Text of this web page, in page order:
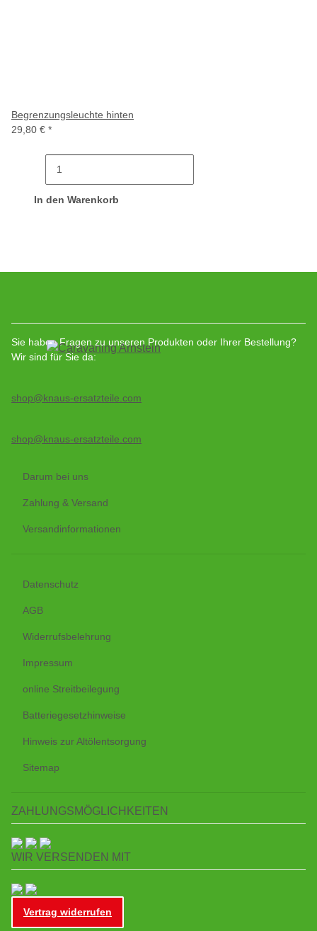
Begrenzungsleuchte hinten
29,80 € *
In den Warenkorb
Sie haben Fragen zu unseren Produkten oder Ihrer Bestellung?
Wir sind für Sie da:
shop@knaus-ersatzteile.com
shop@knaus-ersatzteile.com
Darum bei uns
Zahlung & Versand
Versandinformationen
Datenschutz
AGB
Widerrufsbelehrung
Impressum
online Streitbeilegung
Batteriegesetzhinweise
Hinweis zur Altölentsorgung
Sitemap
ZAHLUNGSMÖGLICHKEITEN
WIR VERSENDEN MIT
Vertrag widerrufen